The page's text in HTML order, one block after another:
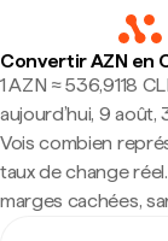
Convertir AZN en
1 AZN ≈ 536,9118
aujourd’hui, 9 août,
Vois combien
taux de change
marges cachées,